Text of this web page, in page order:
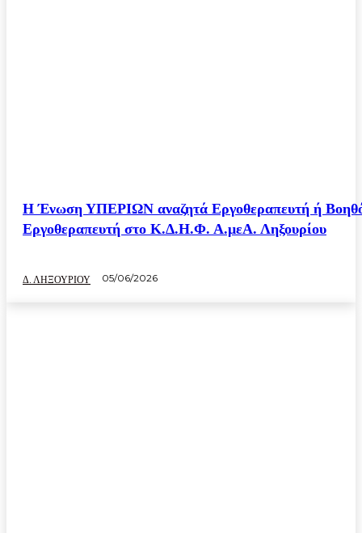
Η Ένωση ΥΠΕΡΙΩΝ αναζητά Εργοθεραπευτή ή
Εργοθεραπευτή στο Κ.Δ.Η.Φ. Α.μεΑ. Ληξουρίου
Δ. ΛΗΞΟΥΡΙΟΥ 05/06/2026